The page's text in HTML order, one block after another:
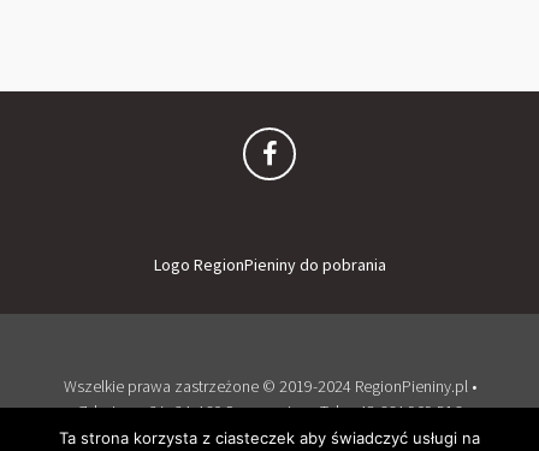
Logo RegionPieniny do pobrania
Wszelkie prawa zastrzeżone © 2019-2024 RegionPieniny.pl •
Zdrojowa 2A, 34-460 Szczawnica • Tel: + 48 664 909 516
Zaloguj
Dodaj obiekt
Ta strona korzysta z ciasteczek aby świadczyć usługi na